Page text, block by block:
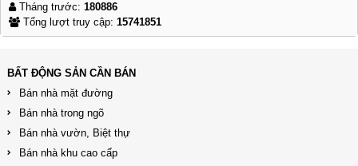
Tháng trước: 180886
Tổng lượt truy cập: 15741851
BẤT ĐỘNG SẢN CẦN BÁN
Bán nhà mặt đường
Bán nhà trong ngõ
Bán nhà vườn, Biệt thự
Bán nhà khu cao cấp